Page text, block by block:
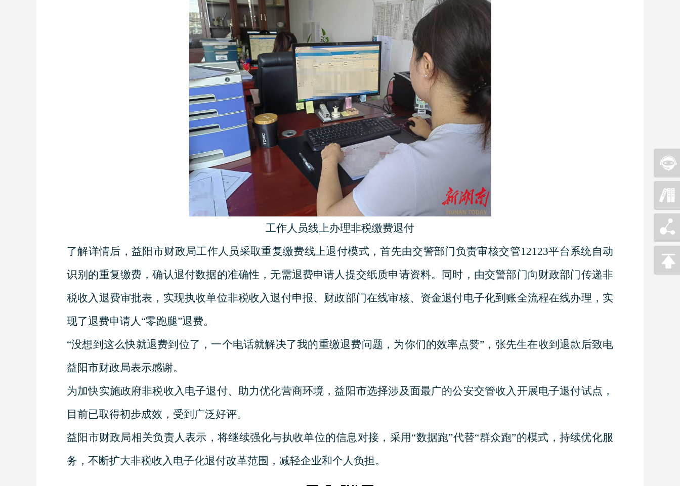
工作人员线上办理非税缴费退付
了解详情后，益阳市财政局工作人员采取重复缴费线上退付模式，首先由交警部门负责审核交管12123平台系统自动
识别的重复缴费，确认退付数据的准确性，无需退费申请人提交纸质申请资料。同时，由交警部门向财政部门传递非
税收入退费审批表，实现执收单位非税收入退付申报、财政部门在线审核、资金退付电子化到账全流程在线办理，实
现了退费申请人“零跑腿”退费。
“没想到这么快就退费到位了，一个电话就解决了我的重缴退费问题，为你们的效率点赞”，张先生在收到退款后致电
益阳市财政局表示感谢。
为加快实施政府非税收入电子退付、助力优化营商环境，益阳市选择涉及面最广的公安交管收入开展电子退付试点，
目前已取得初步成效，受到广泛好评。
益阳市财政局相关负责人表示，将继续强化与执收单位的信息对接，采用“数据跑”代替“群众跑”的模式，持续优化服
务，不断扩大非税收入电子化退付改革范围，减轻企业和个人负担。